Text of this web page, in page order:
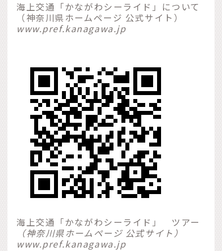
海上交通「かながわシーライド」について
（神奈川県ホームページ 公式サイト）
www.pref.kanagawa.jp
海上交通「かながわシーライド」 ツアー
（神奈川県ホームページ 公式サイト）
www.pref.kanagawa.jp